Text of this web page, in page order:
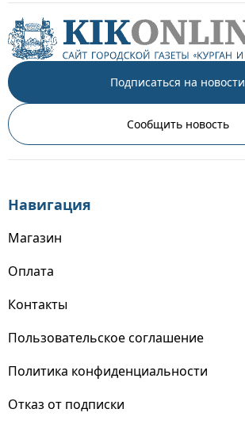
Подписаться на новости
Сообщить новость
Навигация
Магазин
Оплата
Контакты
Пользовательское соглашение
Политика конфиденциальности
Отказ от подписки